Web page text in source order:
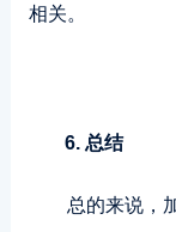
相关。
6. 总结
总的来说，